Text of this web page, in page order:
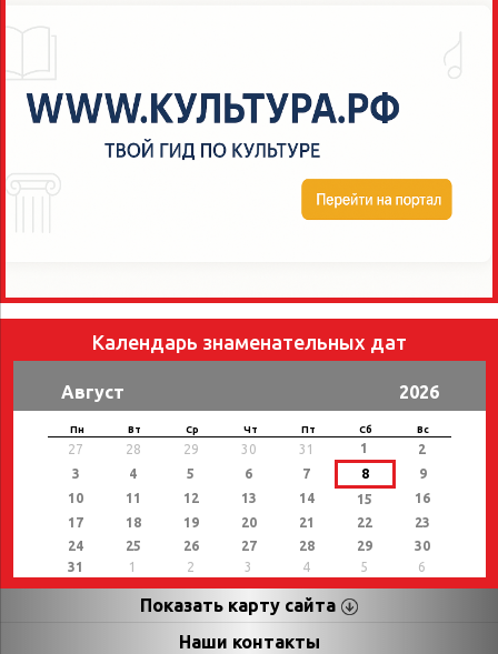
Календарь знаменательных дат
Август 2026
Пн Вт Ср Чт Пт Сб Вс
27 28 29 30 31 1
2
3
4 5 6 7 8
9
10
11 12 13 14 15
16
17
18 19 20 21 22
23
24
25 26 27 28 29
30
31
1 2 3 4 5 6
Показать карту сайта
Страницы Категории
Наши контакты